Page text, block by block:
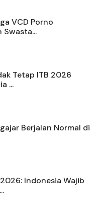
VCD Porno
Swasta...
Tetap ITB 2026
...
Berjalan Normal di
Indonesia Wajib